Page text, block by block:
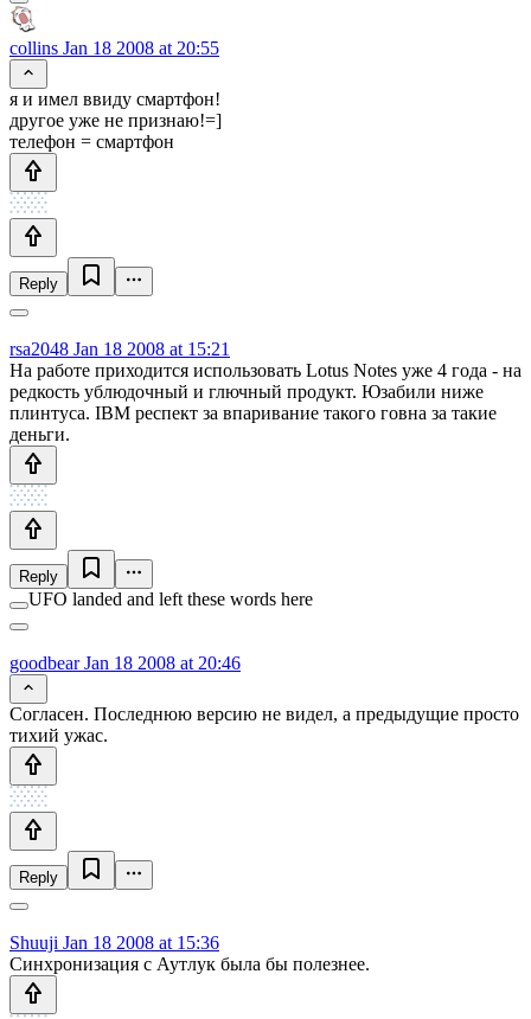
collins Jan 18 2008 at 20:55
я и имел ввиду смартфон!
другое уже не признаю!=]
телефон = смартфон
Reply
rsa2048 Jan 18 2008 at 15:21
На работе приходится использовать Lotus Notes уже 4 года - на
редкость ублюдочный и глючный продукт. Юзабили ниже
плинтуса. IBM респект за впаривание такого говна за такие
деньги.
Reply
UFO landed and left these words here
goodbearJan 18 2008 at 20:46
Согласен. Последнюю версию не видел, а предыдущие просто
тихий ужас.
Reply
Shuuji Jan 18 2008 at 15:36
Синхронизация с Аутлук была бы полезнее.